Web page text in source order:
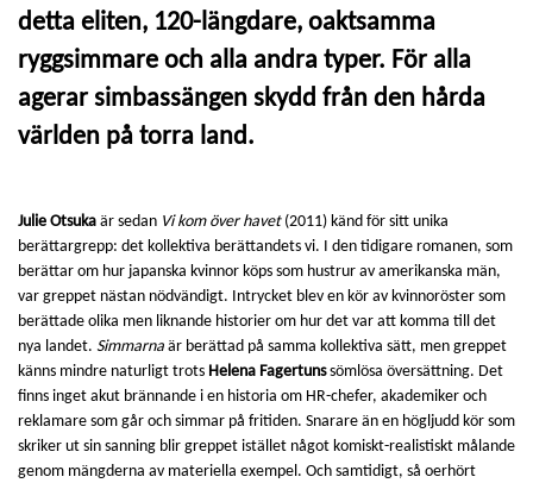
detta eliten, 120-längdare, oaktsamma
ryggsimmare och alla andra typer. För alla
agerar simbassängen skydd från den hårda
världen på torra land.
Julie Otsukaär sedan Vi kom över havet(2011) känd för sitt unika
berättargrepp: det kollektiva berättandets vi. I den tidigare romanen, som
berättar om hur japanska kvinnor köps som hustrur av amerikanska män,
var greppet nästan nödvändigt. Intrycket blev en kör av kvinnoröster som
berättade olika men liknande historier om hur det var att komma till det
nya landet. Simmarnaär berättad på samma kollektiva sätt, men greppet
känns mindre naturligt trots Helena Fagertunssömlösa översättning. Det
finns inget akut brännande i en historia om HR-chefer, akademiker och
reklamare som går och simmar på fritiden. Snarare än en högljudd kör som
skriker ut sin sanning blir greppet istället något komiskt-realistiskt målande
genom mängderna av materiella exempel. Och samtidigt, så oerhört